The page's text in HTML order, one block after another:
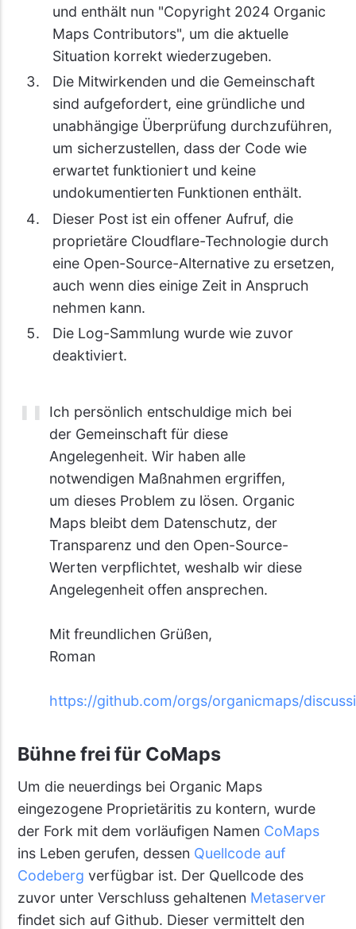
und enthält nun "Copyright 2024 Organic
Maps Contributors", um die aktuelle
Situation korrekt wiederzugeben.
Die Mitwirkenden und die Gemeinschaft
sind aufgefordert, eine gründliche und
unabhängige Überprüfung durchzuführen,
um sicherzustellen, dass der Code wie
erwartet funktioniert und keine
undokumentierten Funktionen enthält.
Dieser Post ist ein offener Aufruf, die
proprietäre Cloudflare-Technologie durch
eine Open-Source-Alternative zu ersetzen,
auch wenn dies einige Zeit in Anspruch
nehmen kann.
Die Log-Sammlung wurde wie zuvor
deaktiviert.
Ich persönlich entschuldige mich bei
der Gemeinschaft für diese
Angelegenheit. Wir haben alle
notwendigen Maßnahmen ergriffen,
um dieses Problem zu lösen. Organic
Maps bleibt dem Datenschutz, der
Transparenz und den Open-Source-
Werten verpflichtet, weshalb wir diese
Angelegenheit offen ansprechen.
Mit freundlichen Grüßen,
Roman
https://github.com/orgs/organicmaps/
Bühne frei für CoMaps
Um die neuerdings bei Organic Maps
eingezogene Proprietäritis zu kontern, wurde
der Fork mit dem vorläufigen Namen CoMaps
ins Leben gerufen, dessen Quellcode auf
Codeberg verfügbar ist. Der Quellcode des
zuvor unter Verschluss gehaltenen Metaserver
findet sich auf Github. Dieser vermittelt den